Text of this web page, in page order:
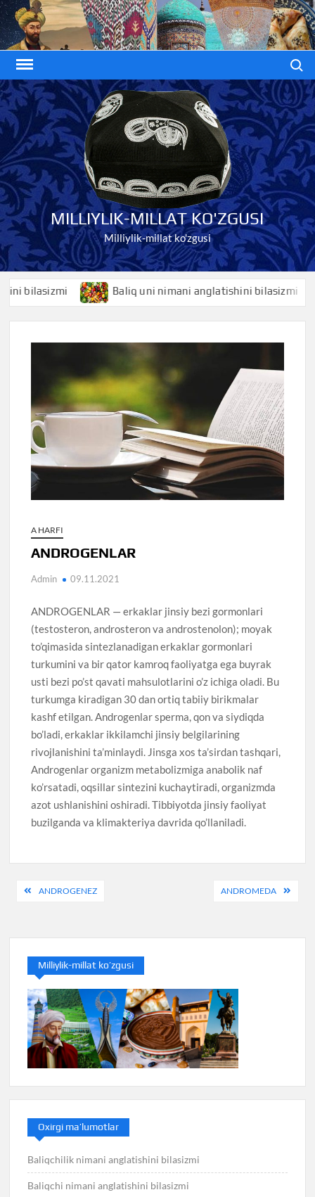
Skip
to
content
MILLIYLIK-MILLAT KO'ZGUSI
Milliylik-millat ko'zgusi
Baliq uni nimani anglatishini bilasizmi
A HARFI
ANDROGENLAR
Admin 09.11.2021
ANDROGENLAR — erkaklar jinsiy bezi gormonlari
(testosteron, androsteron va androstenolon); moyak
to’qimasida sintezlanadigan erkaklar gormonlari
turkumini va bir qator kamroq faoliyatga ega buyrak
usti bezi po’st qavati mahsulotlarini o’z ichiga oladi. Bu
turkumga kiradigan 30 dan ortiq tabiiy birikmalar
kashf etilgan. Androgenlar sperma, qon va siydiqda
bo’ladi, erkaklar ikkilamchi jinsiy belgilarining
rivojlanishini ta’minlaydi. Jinsga xos ta’sirdan tashqari,
Androgenlar organizm metabolizmiga anabolik naf
ko’rsatadi, oqsillar sintezini kuchaytiradi, organizmda
azot ushlanishini oshiradi. Tibbiyotda jinsiy faoliyat
buzilganda va klimakteriya davrida qo’llaniladi.
PostANDROGENEZ ANDROMEDA
Milliylik-millat ko’zgusi
Oxirgi ma’lumotlar
Baliqchilik nimani anglatishini bilasizmi
Baliqchi nimani anglatishini bilasizmi